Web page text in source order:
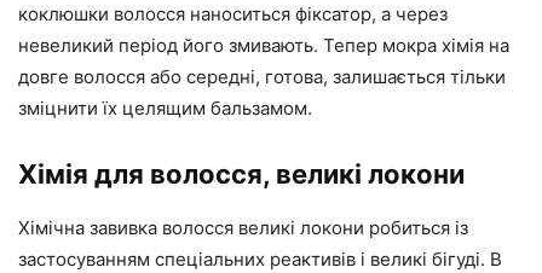
коклюшки волосся наноситься фіксатор, а через
невеликий період його змивають. Тепер мокра хімія на
довге волосся або середні, готова, залишається тільки
зміцнити їх целящим бальзамом.
Хімія для волосся, великі локони
Хімічна завивка волосся великі локони робиться із
застосуванням спеціальних реактивів і великі бігуді. В